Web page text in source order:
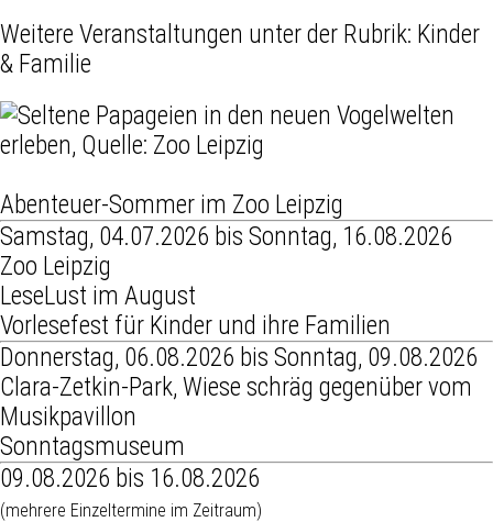
Weitere Veranstaltungen unter der Rubrik: Kinder
& Familie
Abenteuer-Sommer im Zoo Leipzig
Samstag, 04.07.2026 bis Sonntag, 16.08.2026
Zoo Leipzig
LeseLust im August
Vorlesefest für Kinder und ihre Familien
Donnerstag, 06.08.2026 bis Sonntag, 09.08.2026
Clara-Zetkin-Park, Wiese schräg gegenüber vom
Musikpavillon
Sonntagsmuseum
09.08.2026 bis 16.08.2026
(mehrere Einzeltermine im Zeitraum)